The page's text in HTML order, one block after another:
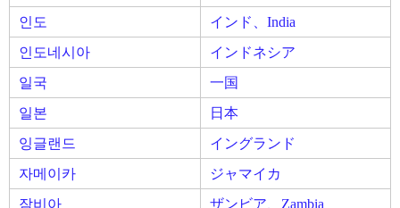
인도
インド、India
인도네시아
インドネシア
일국
一国
일본
日本
잉글랜드
イングランド
자메이카
ジャマイカ
잠비아
ザンビア、Zambia